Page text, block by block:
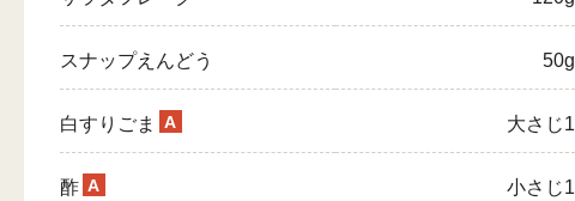
スナップえんどう 50g
白すりごま A 大さじ1
酢 A 小さじ1
鶏肉
魚